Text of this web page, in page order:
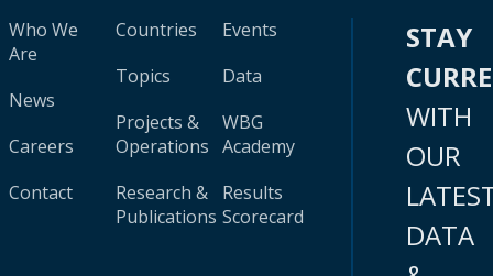
Who We
Are
News
Careers
Contact
Countries
Topics
Projects &
Operations
Research &
Publications
Events
Data
WBG
Academy
Results
Scorecard
STAY
WITH
OUR
DATA